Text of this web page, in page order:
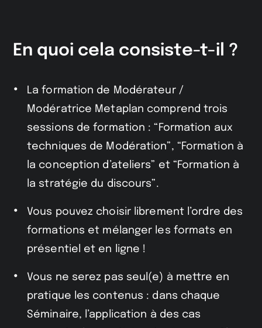
En quoi cela consiste-t-il ?
La formation de Modérateur /
Modératrice Metaplan comprend trois
sessions de formation : “Formation aux
techniques de Modération”, “Formation à
la conception d’ateliers” et “Formation à
la stratégie du discours”.
Vous pouvez choisir librement l’ordre des
formations et mélanger les formats en
présentiel et en ligne !
Vous ne serez pas seul(e) à mettre en
pratique les contenus : dans chaque
Séminaire, l’application à des cas